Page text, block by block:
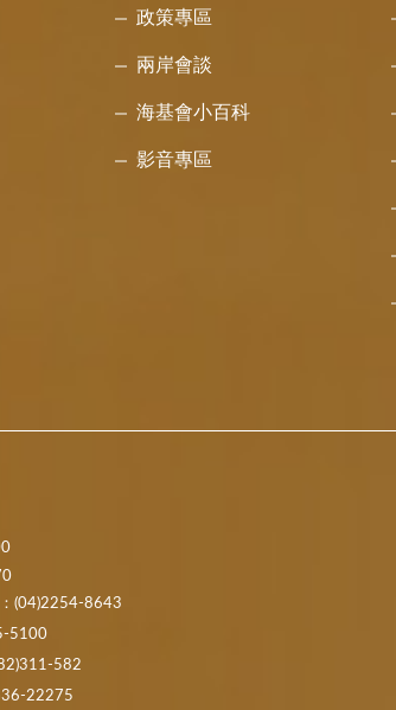
政策專區
兩岸會談
海基會小百科
影音專區
(04)2254-8643
5100
582
22275